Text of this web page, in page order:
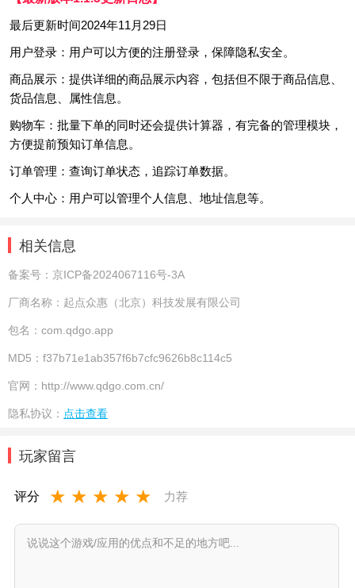
最后更新时间2024年11月29日
用户登录：用户可以方便的注册登录，保障隐私安全。
商品展示：提供详细的商品展示内容，包括但不限于商品信息、
货品信息、属性信息。
购物车：批量下单的同时还会提供计算器，有完备的管理模块，
方便提前预知订单信息。
订单管理：查询订单状态，追踪订单数据。
个人中心：用户可以管理个人信息、地址信息等。
相关信息
备案号： 京ICP备2024067116号-3A
厂商名称： 起点众惠（北京）科技发展有限公司
包名： com.qdgo.app
MD5： f37b71e1ab357f6b7cfc9626b8c114c5
官网： http://www.qdgo.com.cn/
隐私协议： 点击查看
玩家留言
评分 ★ ★ ★ ★ ★ 力荐